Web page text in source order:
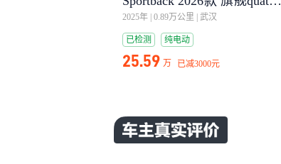
型
2025年 0.89万公里 武汉
已检测 纯电动
25.59 万 已减3000元